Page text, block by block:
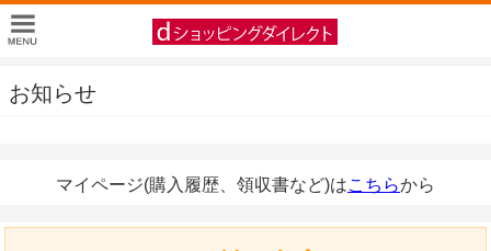
お知らせ
マイページ(購入履歴、領収書など)はこちらから